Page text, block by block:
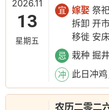
2026.11
13
星期五
宜 嫁娶 祭
拆卸 开
移徙 安
忌 栽种 掘
冲 此日冲
农历二零二